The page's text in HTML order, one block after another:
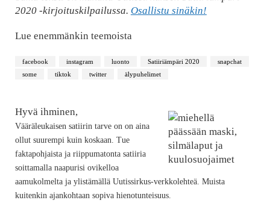
2020 -kirjoituskilpailussa. Osallistu sinäkin!
Lue enemmänkin teemoista
facebook instagram luonto Satiiriämpäri 2020
snapchat
some
tiktok twitter älypuhelimet
Hyvä ihminen,
Vääräleukaisen satiirin tarve on on aina
ollut suurempi kuin koskaan. Tue
faktapohjaista ja riippumatonta satiiria
soittamalla naapurisi ovikelloa
aamukolmelta ja ylistämällä Uutissirkus-verkkolehteä. Muista
kuitenkin ajankohtaan sopiva hienotunteisuus.